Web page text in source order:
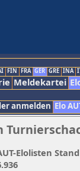
FIN FRA GER GRE INA
Meldekartei
anmelden Elo
Elolisten